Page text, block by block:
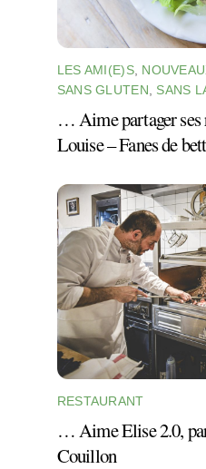
LES AMI(E)S,
SANS GLUTEN
SANS
… Aime partager ses
Louise – Fanes de
RESTAURANT
… Aime Elise 2.0,
Couillon